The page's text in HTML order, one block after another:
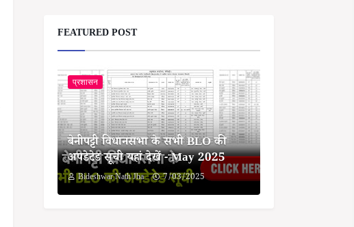
FEATURED POST
प्रशासन
बेनीपट्टी विधानसभा के सभी BLO की
अपडेटेड सूची यहां देखें - May 2025
Bideshwar Nath Jha 7/03/2025